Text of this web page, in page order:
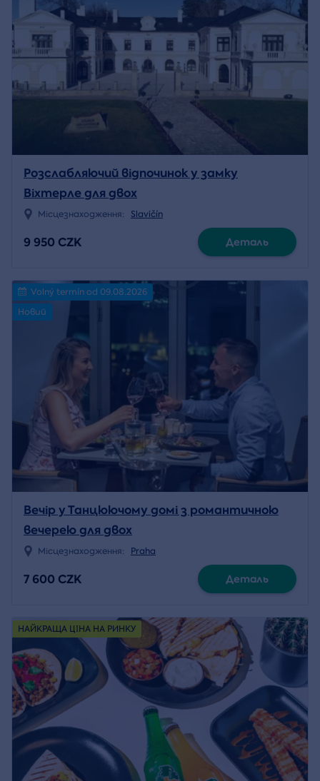
Розслабляючий відпочинок у замку
Віхтерле для двох
Місцезнаходження: Slavičín
9 950 CZK Деталь
Volný termín od 09.08.2026
Новий
Вечір у Танцюючому домі з романтичною
вечерею для двох
Місцезнаходження: Praha
7 600 CZK Деталь
НАЙКРАЩА ЦІНА НА РИНКУ